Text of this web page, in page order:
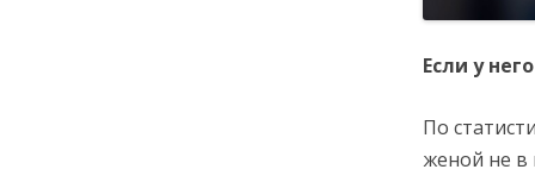
Если у
По
женой не в